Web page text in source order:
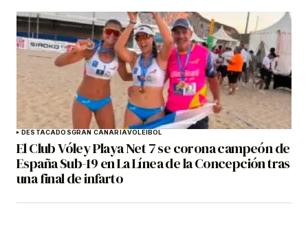
DESTACADOSGRAN CANARIAVOLEIBOL
El Club Vóley Playa Net 7 se corona campeón de
España Sub-19 en La Línea de la Concepción tras
una final de infarto